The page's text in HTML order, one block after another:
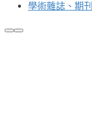
學術雜誌、期刊